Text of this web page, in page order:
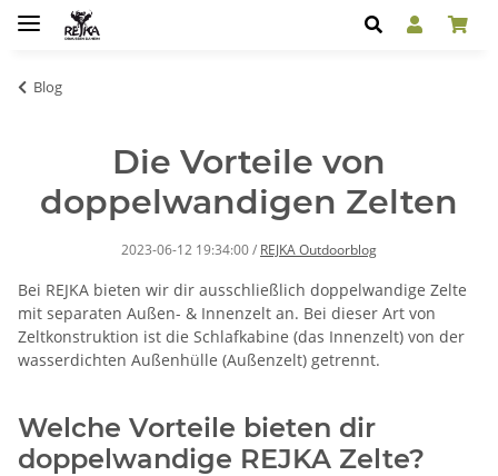
Blog
Die Vorteile von
doppelwandigen Zelten
2023-06-12 19:34:00/ REJKA Outdoorblog
Bei REJKA bieten wir dir ausschließlich doppelwandige Zelte
mit separaten Außen- & Innenzelt an. Bei dieser Art von
Zeltkonstruktion ist die Schlafkabine (das Innenzelt) von der
wasserdichten Außenhülle (Außenzelt) getrennt.
Welche Vorteile bieten dir
doppelwandige REJKA Zelte?